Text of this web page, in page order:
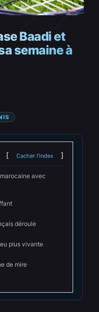
Baadi et
semaine à
Cacher l'index
avec
déroule
plus vivante
de mire